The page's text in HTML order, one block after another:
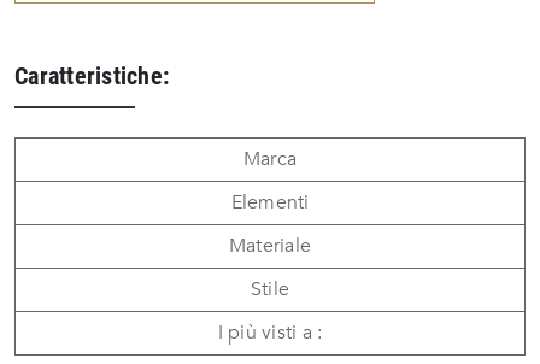
Caratteristiche:
Marca
Elementi
Materiale
Stile
I più visti a :